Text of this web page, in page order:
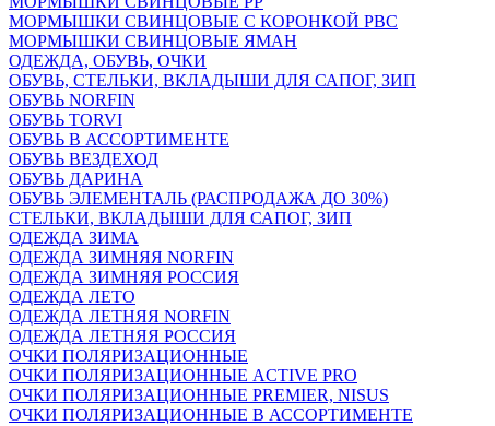
МОРМЫШКИ СВИНЦОВЫЕ С КОРОНКОЙ РВС
МОРМЫШКИ СВИНЦОВЫЕ ЯМАН
ОДЕЖДА, ОБУВЬ, ОЧКИ
ОБУВЬ, СТЕЛЬКИ, ВКЛАДЫШИ ДЛЯ САПОГ, ЗИП
ОБУВЬ NORFIN
ОБУВЬ TORVI
ОБУВЬ В АССОРТИМЕНТЕ
ОБУВЬ ВЕЗДЕХОД
ОБУВЬ ДАРИНА
ОБУВЬ ЭЛЕМЕНТАЛЬ (РАСПРОДАЖА ДО 30%)
СТЕЛЬКИ, ВКЛАДЫШИ ДЛЯ САПОГ, ЗИП
ОДЕЖДА ЗИМА
ОДЕЖДА ЗИМНЯЯ NORFIN
ОДЕЖДА ЗИМНЯЯ РОССИЯ
ОДЕЖДА ЛЕТО
ОДЕЖДА ЛЕТНЯЯ NORFIN
ОДЕЖДА ЛЕТНЯЯ РОССИЯ
ОЧКИ ПОЛЯРИЗАЦИОННЫЕ
ОЧКИ ПОЛЯРИЗАЦИОННЫЕ ACTIVE PRO
ОЧКИ ПОЛЯРИЗАЦИОННЫЕ PREMIER, NISUS
ОЧКИ ПОЛЯРИЗАЦИОННЫЕ В АССОРТИМЕНТЕ